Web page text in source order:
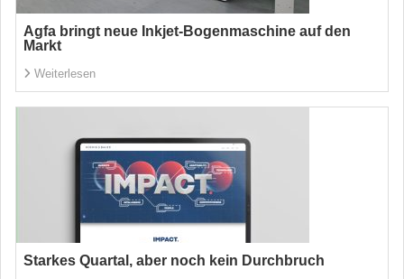
Agfa bringt neue Inkjet-Bogenmaschine auf den
Markt
Weiterlesen
Starkes Quartal, aber noch kein Durchbruch